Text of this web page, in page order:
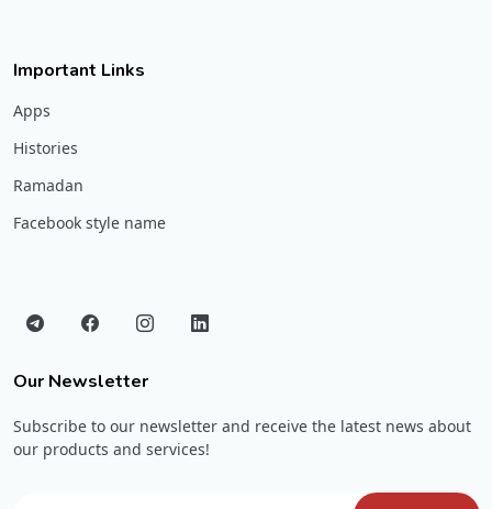
Important Links
Apps
Histories
Ramadan
Facebook style name
Our Newsletter
Subscribe to our newsletter and receive the latest news about
our products and services!